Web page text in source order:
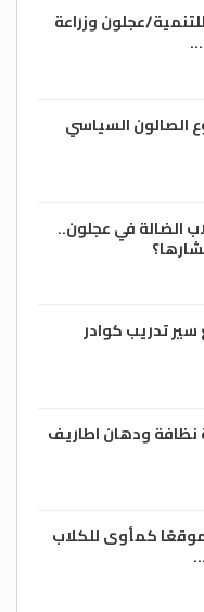
عجلون وزراعة
الصالون السياسي
الضالة في عجلون..
تدريب كوادر
ودهان اطاريف
موقعًا كمأوى للكلاب